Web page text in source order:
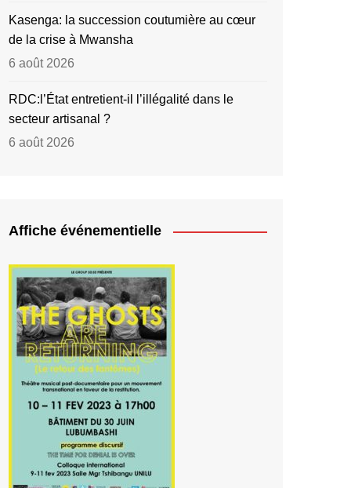
Kasenga: la succession coutumière au cœur
de la crise à Mwansha
6 août 2026
RDC:l’État entretient-il l’illégalité dans le
secteur artisanal ?
6 août 2026
Affiche événementielle